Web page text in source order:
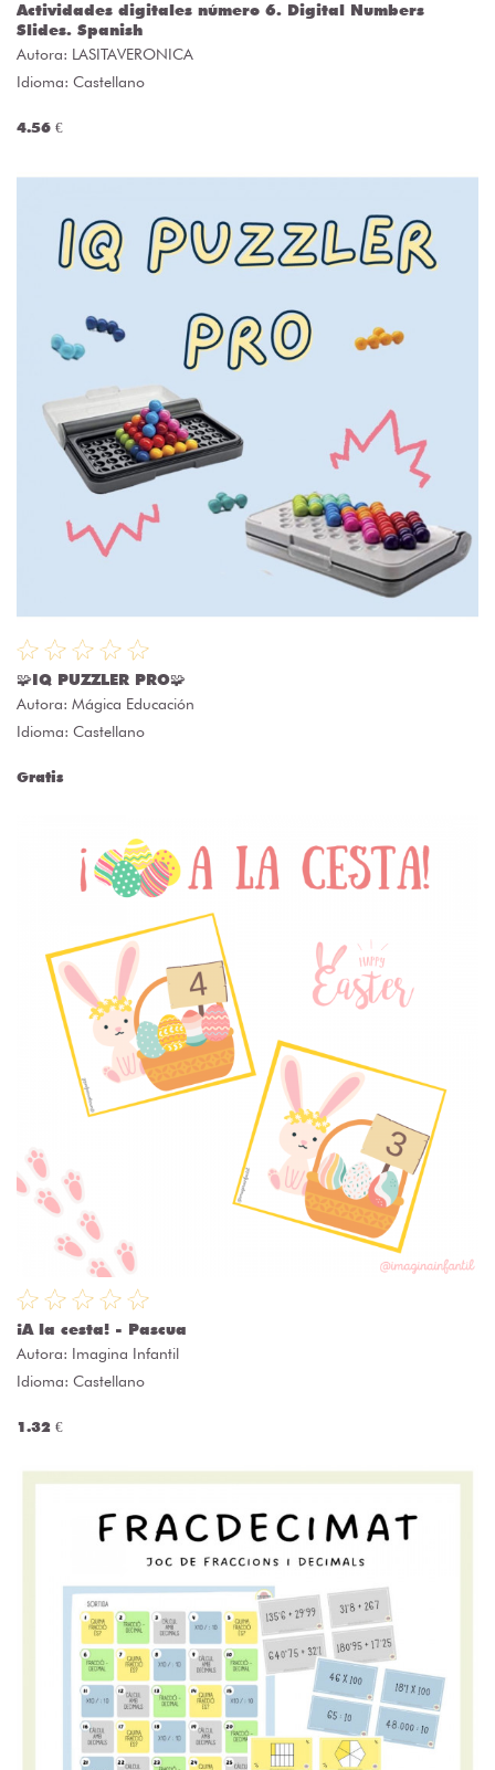
Actividades digitales número 6. Digital Numbers
Slides. Spanish
Autora: LASITAVERONICA
Idioma: Castellano
4.56 €
🧩IQ PUZZLER PRO🧩
Autora: Mágica Educación
Idioma: Castellano
Gratis
¡A la cesta! - Pascua
Autora: Imagina Infantil
Idioma: Castellano
1.32 €